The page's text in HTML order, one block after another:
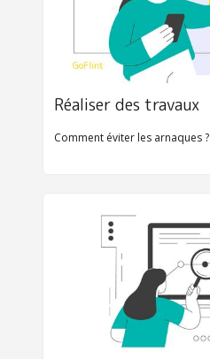
Réaliser des travaux
Comment éviter les arnaques ?